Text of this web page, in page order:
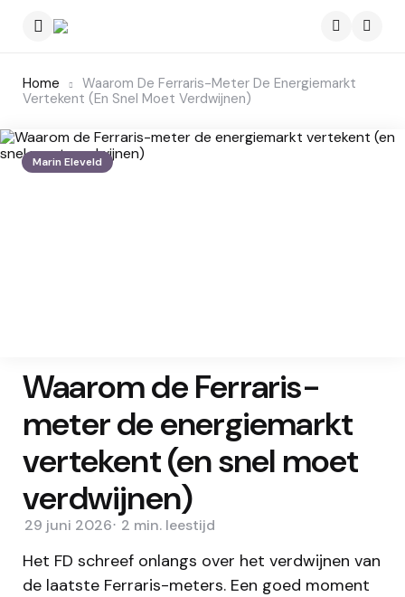
Home
Waarom De Ferraris-Meter De Energiemarkt
Vertekent (en Snel Moet Verdwijnen)
Marin Eleveld
Waarom de Ferraris-
meter de energiemarkt
vertekent (en snel moet
verdwijnen)
29 juni 2026 2 min. leestijd
Het FD schreef onlangs over het verdwijnen van
de laatste Ferraris-meters. Een goed moment